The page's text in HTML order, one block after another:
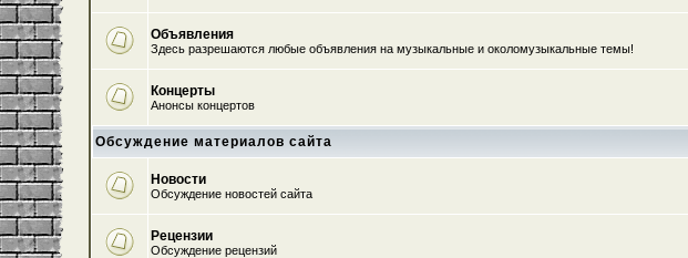
Объявления
Здесь разрешаются любые объявления на музыкальные и околомузыкальные темы!
Концерты
Анонсы концертов
Обсуждение материалов сайта
Новости
Обсуждение новостей сайта
Рецензии
Обсуждение рецензий